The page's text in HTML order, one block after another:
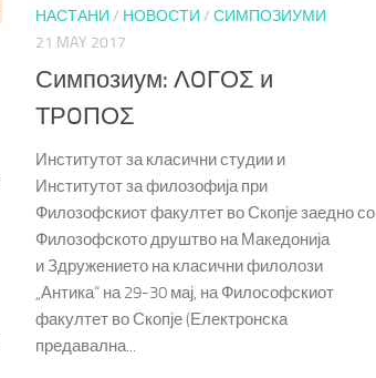
НАСТАНИ / НОВОСТИ / СИМПОЗИУМИ
21 MAY 2017
Симпозиум: ΛOΓΟΣ и
ΤΡOΠΟΣ
Институтот за класични студии и
Институтот за филозофија при
Филозофскиот факултет во Скопје заедно со
Филозофското друштво на Македонија
и Здружението на класични филолози
„Антика“ на 29-30 мај, на Философскиот
факултет во Скопје (Електронска
предавална...